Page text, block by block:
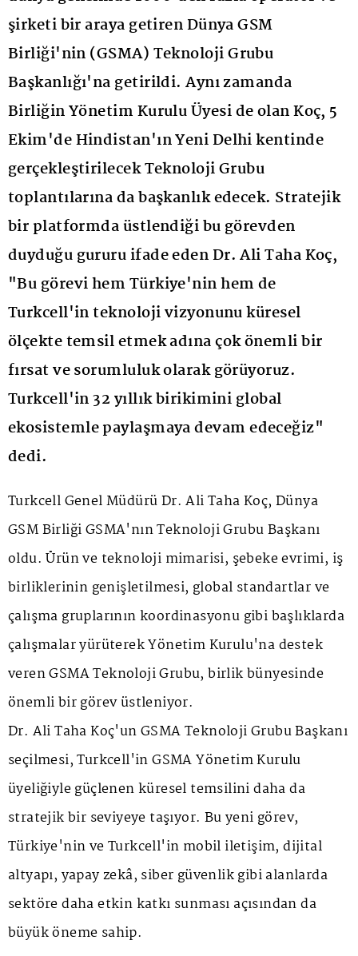
şirketi bir araya getiren Dünya GSM
Birliği'nin (GSMA) Teknoloji Grubu
Başkanlığı'na getirildi. Aynı zamanda
Birliğin Yönetim Kurulu Üyesi de olan Koç, 5
Ekim'de Hindistan'ın Yeni Delhi kentinde
gerçekleştirilecek Teknoloji Grubu
toplantılarına da başkanlık edecek. Stratejik
bir platformda üstlendiği bu görevden
duyduğu gururu ifade eden Dr. Ali Taha Koç,
"Bu görevi hem Türkiye'nin hem de
Turkcell'in teknoloji vizyonunu küresel
ölçekte temsil etmek adına çok önemli bir
fırsat ve sorumluluk olarak görüyoruz.
Turkcell'in 32 yıllık birikimini global
ekosistemle paylaşmaya devam edeceğiz"
dedi.
Turkcell Genel Müdürü Dr. Ali Taha Koç, Dünya
GSM Birliği GSMA'nın Teknoloji Grubu Başkanı
oldu. Ürün ve teknoloji mimarisi, şebeke evrimi, iş
birliklerinin genişletilmesi, global standartlar ve
çalışma gruplarının koordinasyonu gibi başlıklarda
çalışmalar yürüterek Yönetim Kurulu'na destek
veren GSMA Teknoloji Grubu, birlik bünyesinde
önemli bir görev üstleniyor.
Dr. Ali Taha Koç'un GSMA Teknoloji Grubu Başkanı
seçilmesi, Turkcell'in GSMA Yönetim Kurulu
üyeliğiyle güçlenen küresel temsilini daha da
stratejik bir seviyeye taşıyor. Bu yeni görev,
Türkiye'nin ve Turkcell'in mobil iletişim, dijital
altyapı, yapay zekâ, siber güvenlik gibi alanlarda
sektöre daha etkin katkı sunması açısından da
büyük öneme sahip.